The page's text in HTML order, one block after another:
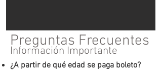
Preguntas Frecuentes
Información Importante
¿A partir de qué edad se paga boleto?